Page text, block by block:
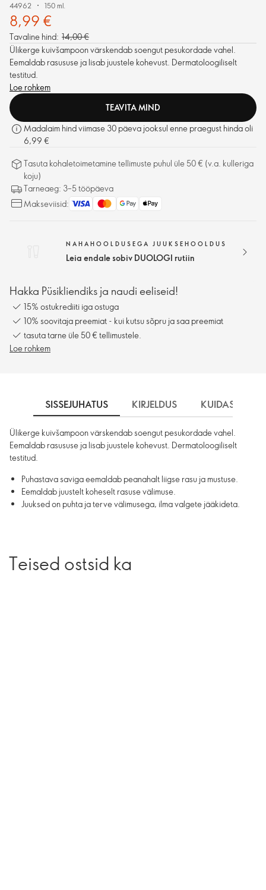
44962 150 ml.
8,99 €
Tavaline hind: 14,00 €
Ülikerge kuivšampoon värskendab soengut pesukordade vahel.
Eemaldab rasususe ja lisab juustele kohevust. Dermatoloogiliselt
testitud.
Loe rohkem
TEAVITA MIND
Madalaim hind viimase 30 päeva jooksul enne praegust hinda oli
6,99 €
Tasuta kohaletoimetamine tellimuste puhul üle 50 € (v.a. kulleriga
koju)
Tarneaeg: 3–5 tööpäeva
Makseviisid:
NAHAHOOLDUSEGA JUUKSEHOOLDUS
Leia endale sobiv DUOLOGI rutiin
Hakka Püsikliendiks ja naudi eeliseid!
15% ostukrediiti iga ostuga
10% soovitaja preemiat - kui kutsu sõpru ja saa preemiat
tasuta tarne üle 50 € tellimustele.
Loe rohkem
SISSEJUHATUS KIRJELDUS KUIDAS
Ülikerge kuivšampoon värskendab soengut pesukordade vahel.
Eemaldab rasususe ja lisab juustele kohevust. Dermatoloogiliselt
testitud.
Puhastava saviga eemaldab peanahalt liigse rasu ja mustuse.
Eemaldab juustelt koheselt rasuse välimuse.
Juuksed on puhta ja terve välimusega, ilma valgete jääkideta.
Teised ostsid ka